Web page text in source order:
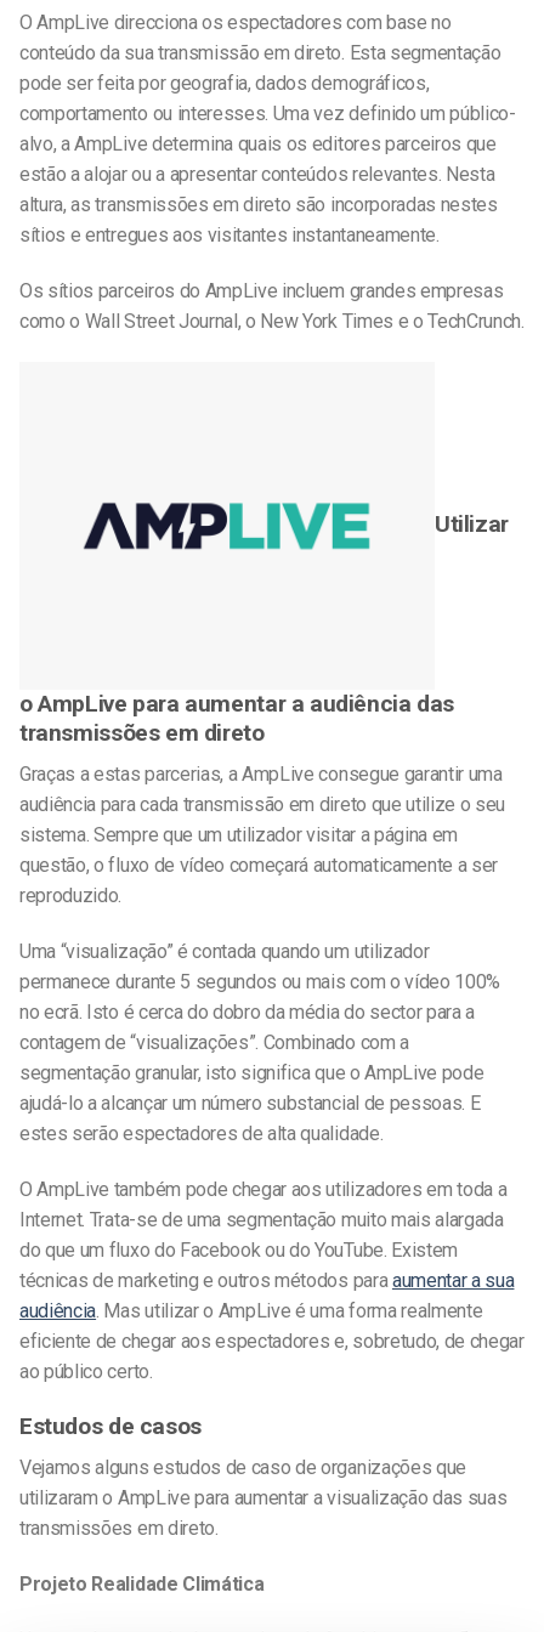
O AmpLive direcciona os espectadores com base no
conteúdo da sua transmissão em direto. Esta segmentação
pode ser feita por geografia, dados demográficos,
comportamento ou interesses. Uma vez definido um público-
alvo, a AmpLive determina quais os editores parceiros que
estão a alojar ou a apresentar conteúdos relevantes. Nesta
altura, as transmissões em direto são incorporadas nestes
sítios e entregues aos visitantes instantaneamente.
Os sítios parceiros do AmpLive incluem grandes empresas
como o Wall Street Journal, o New York Times e o TechCrunch.
Utilizar
o AmpLive para aumentar a audiência das
transmissões em direto
Graças a estas parcerias, a AmpLive consegue garantir uma
audiência para cada transmissão em direto que utilize o seu
sistema. Sempre que um utilizador visitar a página em
questão, o fluxo de vídeo começará automaticamente a ser
reproduzido.
Uma “visualização” é contada quando um utilizador
permanece durante 5 segundos ou mais com o vídeo 100%
no ecrã. Isto é cerca do dobro da média do sector para a
contagem de “visualizações”. Combinado com a
segmentação granular, isto significa que o AmpLive pode
ajudá-lo a alcançar um número substancial de pessoas. E
estes serão espectadores de alta qualidade.
O AmpLive também pode chegar aos utilizadores em toda a
Internet. Trata-se de uma segmentação muito mais alargada
do que um fluxo do Facebook ou do YouTube. Existem
técnicas de marketing e outros métodos paraaumentar a sua
audiência. Mas utilizar o AmpLive é uma forma realmente
eficiente de chegar aos espectadores e, sobretudo, de chegar
ao público certo.
Estudos de casos
Vejamos alguns estudos de caso de organizações que
utilizaram o AmpLive para aumentar a visualização das suas
transmissões em direto.
Projeto Realidade Climática